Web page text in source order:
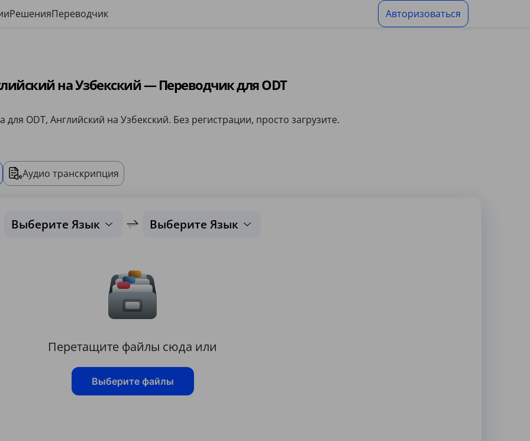
РешенияПереводчик Авторизоваться
на Узбекский — Переводчик для ODT
для ODT, Английский на Узбекский. Без регистрации, просто загрузите.
Аудио транскрипция
Выберите Язык Выберите Язык
Перетащите файлы сюда или
Выберите файлы